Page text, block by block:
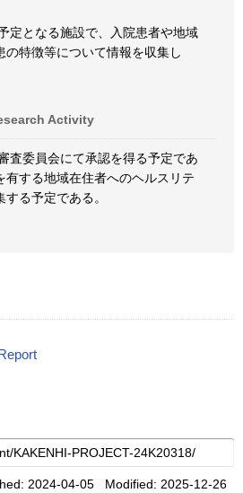
定となる施設で、入院患者や地域
の特徴等について情報を収集し
Activity
査委員会にて承認を得る予定であ
有する地域在住者へのヘルスリテ
る予定である。
2024-04-05 Modified: 2025-12-26